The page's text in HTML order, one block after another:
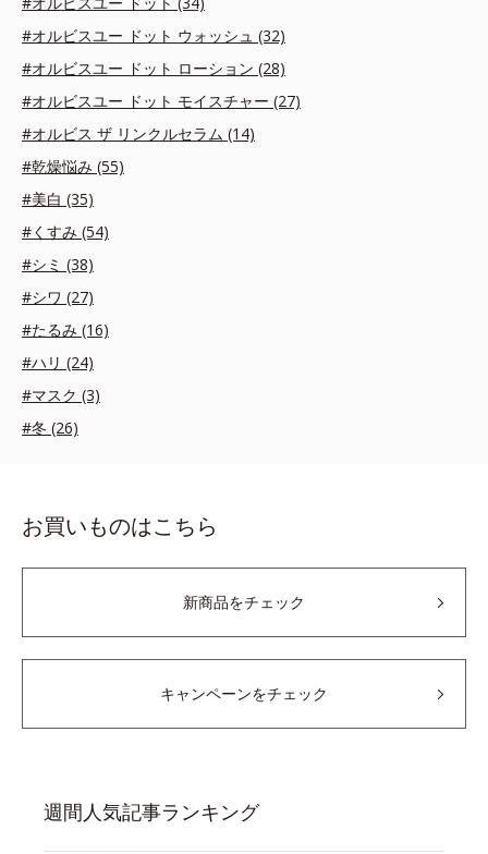
#オルビスユー ドット ウォッシュ (32)
#オルビスユー ドット ローション (28)
#オルビスユー ドット モイスチャー (27)
#オルビス ザ リンクルセラム (14)
#乾燥悩み (55)
#美白 (35)
#くすみ (54)
#シミ (38)
#シワ (27)
#たるみ (16)
#ハリ (24)
#マスク (3)
#冬 (26)
お買いものはこちら
新商品をチェック
キャンペーンをチェック
週間人気記事ランキング